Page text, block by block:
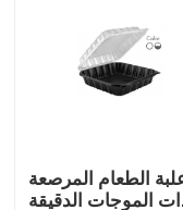
أكياس ورق الكرافت
البلاستيكية
الطعام المرصعة
الموجات الدقيقة